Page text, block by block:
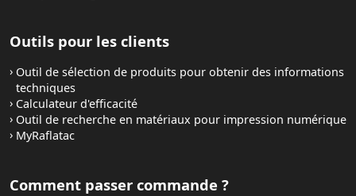
Outils pour les clients
Outil de sélection de produits pour obtenir des informations
techniques
Calculateur d'efficacité
Outil de recherche en matériaux pour impression numérique
MyRaflatac
Comment passer commande ?